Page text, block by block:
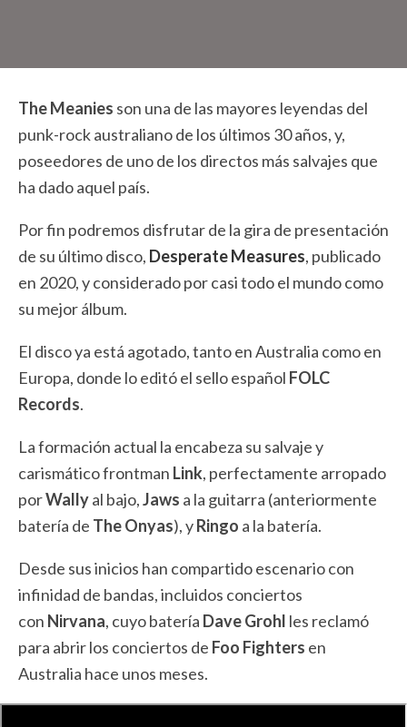
The Meanies son una de las mayores leyendas del
punk-rock australiano de los últimos 30 años, y,
poseedores de uno de los directos más salvajes que
ha dado aquel país.
Por fin podremos disfrutar de la gira de presentación
de su último disco, Desperate Measures, publicado
en 2020, y considerado por casi todo el mundo como
su mejor álbum.
El disco ya está agotado, tanto en Australia como en
Europa, donde lo editó el sello español FOLC
Records.
La formación actual la encabeza su salvaje y
carismático frontman Link, perfectamente arropado
porWallyal bajo,Jaws a la guitarra (anteriormente
batería de The Onyas), yRingo a la batería.
Desde sus inicios han compartido escenario con
infinidad de bandas, incluidos conciertos
con Nirvana, cuyo batería Dave Grohl les reclamó
para abrir los conciertos de Foo Fighters en
Australia hace unos meses.